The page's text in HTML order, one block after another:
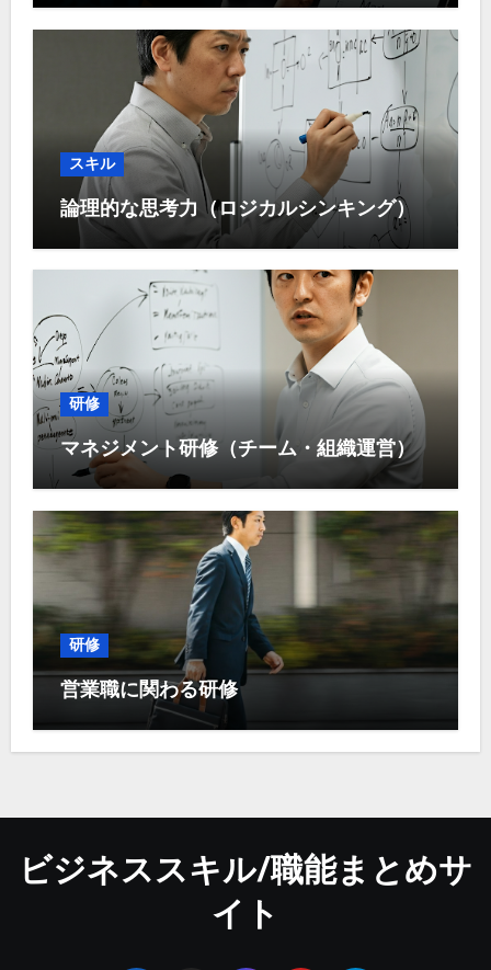
スキル
論理的な思考力（ロジカルシンキング）
研修
マネジメント研修（チーム・組織運営）
研修
営業職に関わる研修
ビジネススキル/職能まとめサ
イト